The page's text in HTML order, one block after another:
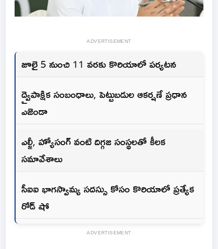
ADVERTISEMENT
జూలై 5 నుంచి 11 వరకు కొరియాలో పర్యటన
ద్వైపాక్షిక సంబంధాలు, పెట్టుబడుల ఆకర్షణే ప్రధాన
ఎజెండా
ఎల్జీ, హ్యోసంగ్ వంటి దిగ్గజ సంస్థలతో కీలక
సమావేశాలు
సీఐఐ భాగస్వామ్య సదస్సు కోసం కొరియాలో ప్రత్యేక
రోడ్ షో
ADVERTISEMENT